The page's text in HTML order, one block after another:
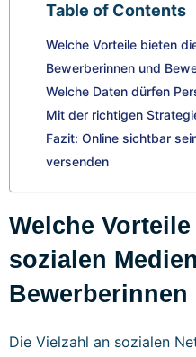
Table of Contents
Welche Vorteile bieten
Bewerberinnen und
Welche Daten dürfen
Mit der richtigen
Fazit: Online sichtbar
versenden
Welche
sozialen
Die Vielzahl an sozialen